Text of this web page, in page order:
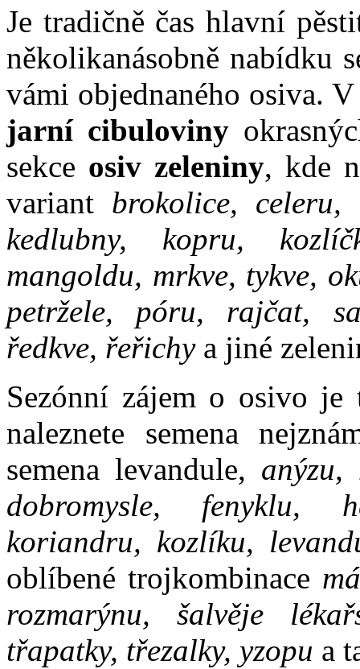
Je tradičně čas hlavní
několikanásobně nabídku
vámi objednaného osiva.
jarní cibuloviny
sekce osiv zeleniny, kde
variant brokolice, celeru,
kedlubny, kopru,
mangoldu, mrkve, tykve,
petržele, póru, rajčat,
ředkve, řeřichya jiné
Sezónní zájem o osivo
naleznete semena
semena levandule, anýzu,
dobromysle, fenyklu,
koriandru, kozlíku,
oblíbené trojkombinace
rozmarýnu, šalvěje
třapatky, třezalky, yzopu a